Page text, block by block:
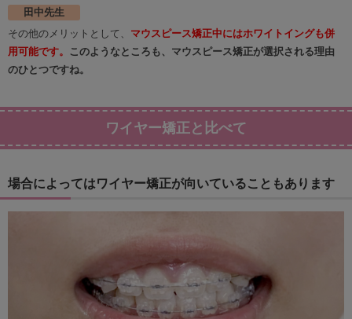
田中先生
その他のメリットとして、 マウスピース矯正中にはホワイトイングも併
用可能です。 このようなところも、マウスピース矯正が選択される理由
のひとつですね。
ワイヤー矯正と比べて
場合によってはワイヤー矯正が向いていることもあります